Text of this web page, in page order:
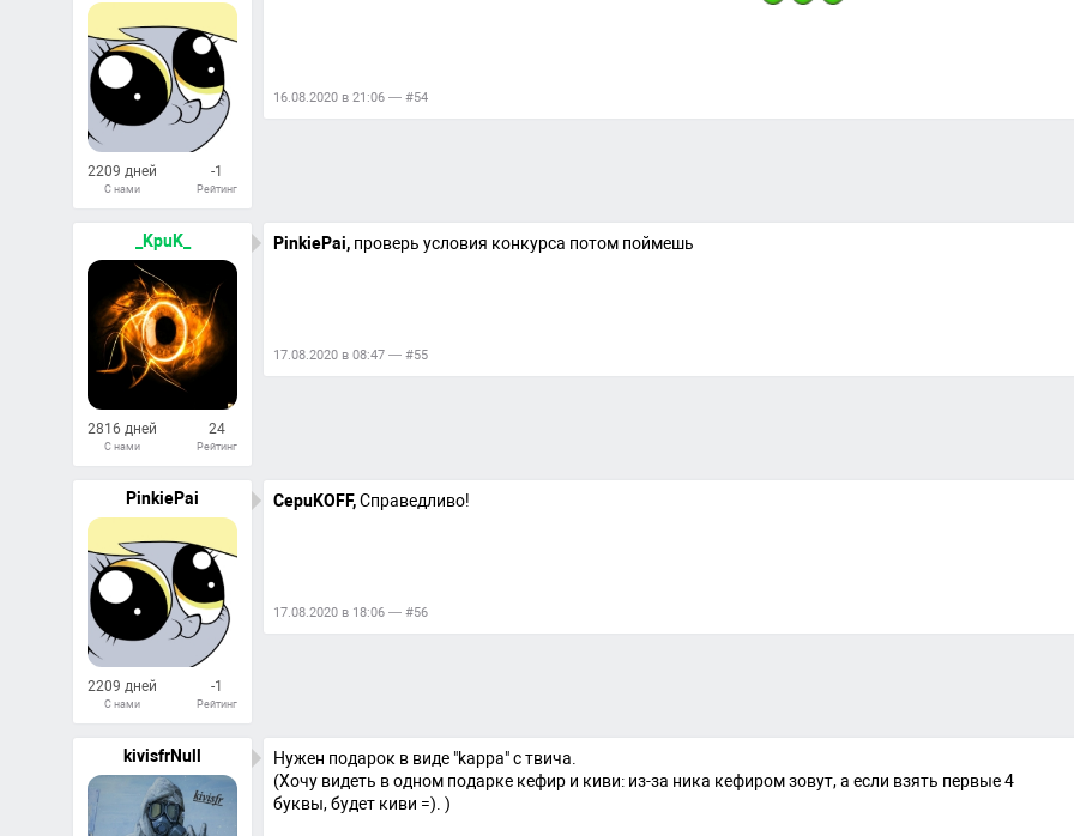
2209 дней
С нами
-1
Рейтинг
10
16.08.2020 в 21:06 — #54
_KpuK_
2816 дней
С нами
24
Рейтинг
104
Ответов
PinkiePai, проверь условия конкурса потом поймешь
17.08.2020 в 08:47 — #55
PinkiePai
2209 дней
С нами
-1
Рейтинг
10
Ответов
CepuKOFF,Справедливо!
17.08.2020 в 18:06 — #56
kivisfrNull
Нужен подарок в виде "kappa" с твича.
(Хочу видеть в одном подарке кефир и киви: из-за ника кефиром зовут, а если взять первые 4
буквы, будет киви =). )